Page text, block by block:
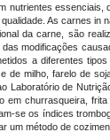
nutrientes essenciais,
As carnes in
da carne, são
das modificações
a diferentes
de milho, farelo de
Laboratório de
em churrasqueira,
se os índices
um método de